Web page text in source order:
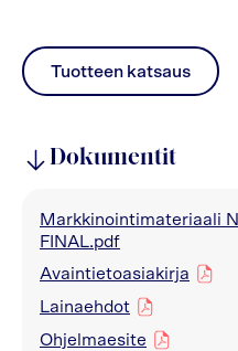
Tuotteen katsaus
pdf
Dokumentit
Markkinointimateriaali
FINAL.pdf
pdf
Avaintietoasiakirja
pdf
Lainaehdot
pdf
Ohjelmaesite
pdf